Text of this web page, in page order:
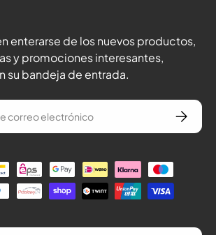
enterarse de los nuevos productos,
y promociones interesantes,
su bandeja de entrada.